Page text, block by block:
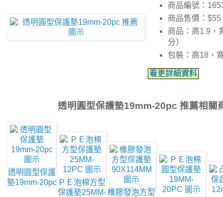
商品編號：
商品售價：$55
商品：高1.9，
分）
包裝：高18，
看更詳細資料
透明圓型保護墊19mm-20pc 推薦相關
透明圓型保護
墊19mm-20pc ＰＥ泡棉方型
保護墊25MM- 橡膠發泡方型